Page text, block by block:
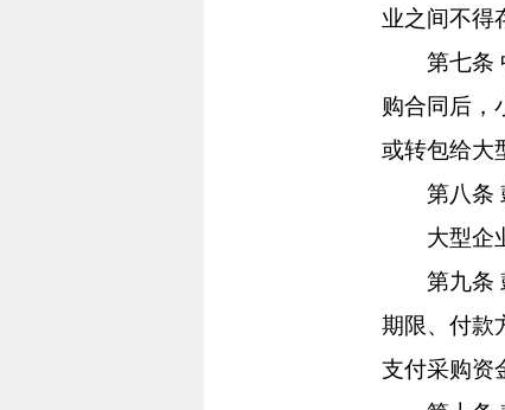
业之间不得
第七条 中
购合同后，
或转包给大
第八条 鼓
大型企业
第九条 鼓
期限、付款
支付采购资